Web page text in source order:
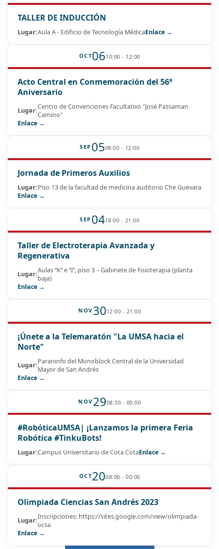
TALLER DE INDUCCIÓN
Lugar:Aula A - Edificio de Tecnología MédicaEnlace →
OCT0610:00 - 12:00
Acto Central en Conmemoración del 56°
Aniversario
Lugar:Centro de Convenciones Facultativo "José Passaman
Camino"
Enlace →
SEP 0508:00 - 12:00
Jornada de Primeros Auxilios
Lugar:Piso 13 de la facultad de medicina auditorio Che Guevara
Enlace →
SEP 0418:00 - 21:00
Taller de Electroterapia Avanzada y
Regenerativa
Lugar:Aulas “K” e “I”, piso 3 – Gabinete de Fisioterapia (planta
baja)
Enlace →
NOV 3012:00 - 21:00
¡Únete a la Telemaratón "La UMSA hacia el
Norte"
Lugar:Paraninfo del Monoblock Central de la Universidad
Mayor de San Andrés
Enlace →
NOV 2908:30 - 00:00
#RobóticaUMSA| ¡Lanzamos la primera Feria
Robótica #TinkuBots!
Lugar:Campus Universitario de Cota CotaEnlace →
OCT2008:00 - 00:00
Olimpiada Ciencias San Andrés 2023
Lugar:Inscripciones: https://sites.google.com/view/olimpiada-
ocsa
Enlace →